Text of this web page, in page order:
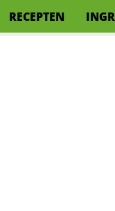
RECEPTEN